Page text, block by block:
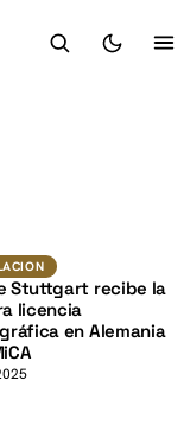
Stuttgart recibe la
licencia
en Alemania